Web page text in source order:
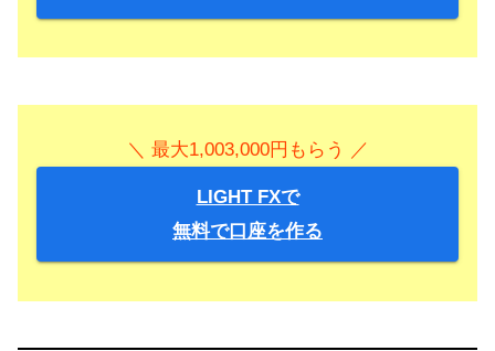
＼ 最大1,003,000円もらう ／
LIGHT FXで
無料で口座を作る